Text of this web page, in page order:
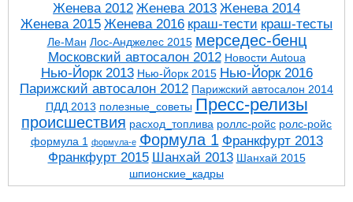
Женева 2012 Женева 2013 Женева 2014
Женева 2015 Женева 2016 краш-тести краш-тесты
Ле-Ман Лос-Анджелес 2015 мерседес-бенц
Московский автосалон 2012 Новости Autoua
Нью-Йорк 2013 Нью-Йорк 2015 Нью-Йорк 2016
Парижский автосалон 2012 Парижский автосалон 2014
ПДД 2013 полезные_советы Пресс-релизы
проиcшествия расход_топлива роллс-ройс ролс-ройс
формула 1 формула-е Формула 1 Франкфурт 2013
Франкфурт 2015 Шанхай 2013 Шанхай 2015
шпионские_кадры